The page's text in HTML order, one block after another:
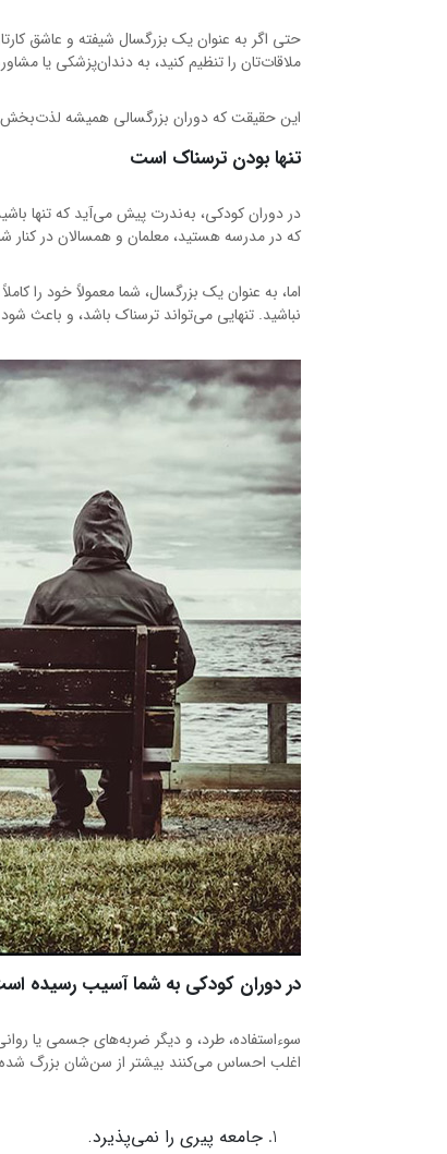
حتی اگر به عنوان یک بزرگسال شیفته و عاشق
ملاقات‌تان را تنظیم کنید، به دندان‌پزشکی یا
این حقیقت که دوران بزرگسالی همیشه
تنها بودن ترسناک است
در دوران کودکی، به‌ندرت پیش می‌آید که تنها
که در مدرسه هستید، معلمان و همسالان در کنار
اما، به عنوان یک بزرگسال، شما معمولاً خود را
نباشید. تنهایی می‌تواند ترسناک باشد، و باعث
در دوران کودکی به شما آسیب رسیده
سوء‌استفاده، طرد، و دیگر ضربه‌های جسمی یا
اغلب احساس می‌کنند بیشتر از سن‌شان بزرگ
جامعه پیری را نمی‌پذیرد.